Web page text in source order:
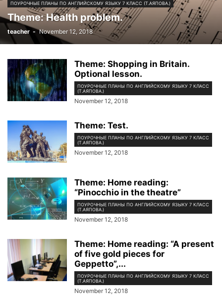
ПОУРОЧНЫЕ ПЛАНЫ ПО АНГЛИЙСКОМУ ЯЗЫКУ 7 КЛАСС (Т.АЯПОВА.)
Тheme: Health problem.
teacher - November 12, 2018
Theme: Shopping in Britain.
Optional lesson.
ПОУРОЧНЫЕ ПЛАНЫ ПО АНГЛИЙСКОМУ ЯЗЫКУ 7 КЛАСС
(Т.АЯПОВА.)
November 12, 2018
Theme: Test.
ПОУРОЧНЫЕ ПЛАНЫ ПО АНГЛИЙСКОМУ ЯЗЫКУ 7 КЛАСС
(Т.АЯПОВА.)
November 12, 2018
Theme: Home reading:
“Pinocchio in the theatre”
ПОУРОЧНЫЕ ПЛАНЫ ПО АНГЛИЙСКОМУ ЯЗЫКУ 7 КЛАСС
(Т.АЯПОВА.)
November 12, 2018
Theme: Home reading: “A present
of five gold pieces for
Geppetto”,...
ПОУРОЧНЫЕ ПЛАНЫ ПО АНГЛИЙСКОМУ ЯЗЫКУ 7 КЛАСС
(Т.АЯПОВА.)
November 12, 2018